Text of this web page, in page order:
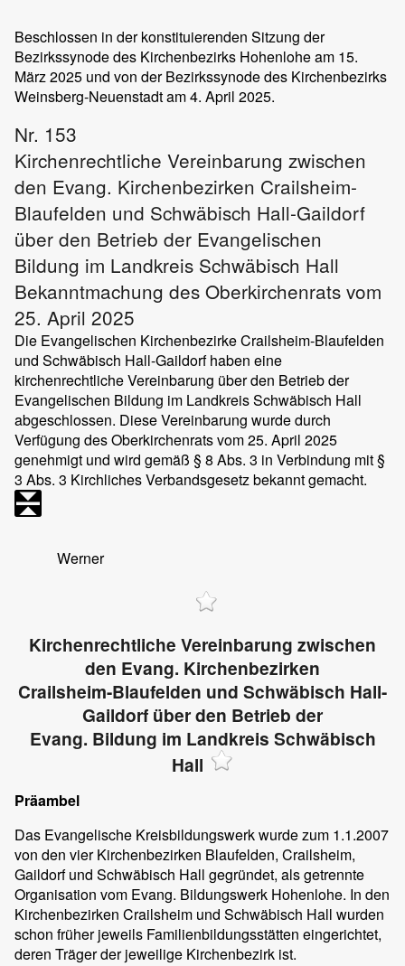
Beschlossen in der konstituierenden Sitzung der
Bezirkssynode des Kirchenbezirks Hohenlohe am 15.
März 2025 und von der Bezirkssynode des Kirchenbezirks
Weinsberg-Neuenstadt am 4. April 2025.
Nr. 153
Kirchenrechtliche Vereinbarung zwischen
den Evang. Kirchenbezirken Crailsheim-
Blaufelden und Schwäbisch Hall-Gaildorf
über den Betrieb der Evangelischen
Bildung im Landkreis Schwäbisch Hall
Bekanntmachung des Oberkirchenrats vom
25. April 2025
Die Evangelischen Kirchenbezirke Crailsheim-Blaufelden
und Schwäbisch Hall-Gaildorf haben eine
kirchenrechtliche Vereinbarung über den Betrieb der
Evangelischen Bildung im Landkreis Schwäbisch Hall
abgeschlossen. Diese Vereinbarung wurde durch
Verfügung des Oberkirchenrats vom 25. April 2025
genehmigt und wird gemäß § 8 Abs. 3 in Verbindung mit §
3 Abs. 3 Kirchliches Verbandsgesetz bekannt gemacht.
Werner
Kirchenrechtliche Vereinbarung zwischen
den Evang. Kirchenbezirken
Crailsheim-Blaufelden und Schwäbisch Hall-
Gaildorf über den Betrieb der
Evang. Bildung im Landkreis Schwäbisch
Hall
Präambel
Das Evangelische Kreisbildungswerk wurde zum 1.1.2007
von den vier Kirchenbezirken Blaufelden, Crailsheim,
Gaildorf und Schwäbisch Hall gegründet, als getrennte
Organisation vom Evang. Bildungswerk Hohenlohe. In den
Kirchenbezirken Crailsheim und Schwäbisch Hall wurden
schon früher jeweils Familienbildungsstätten eingerichtet,
deren Träger der jeweilige Kirchenbezirk ist.